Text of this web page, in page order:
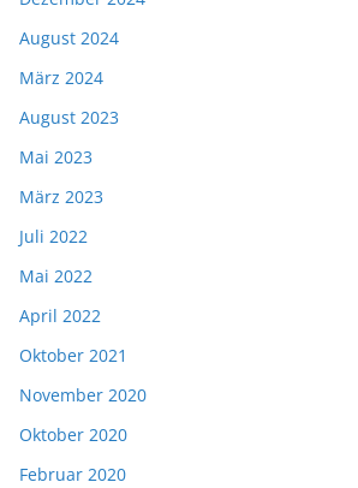
August 2024
März 2024
August 2023
Mai 2023
März 2023
Juli 2022
Mai 2022
April 2022
Oktober 2021
November 2020
Oktober 2020
Februar 2020